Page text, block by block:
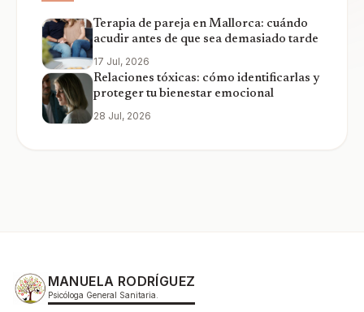
Terapia de pareja en Mallorca: cuándo
acudir antes de que sea demasiado tarde
17 Jul, 2026
Relaciones tóxicas: cómo identificarlas y
proteger tu bienestar emocional
28 Jul, 2026
MANUELA RODRÍGUEZ
Psicóloga General Sanitaria.